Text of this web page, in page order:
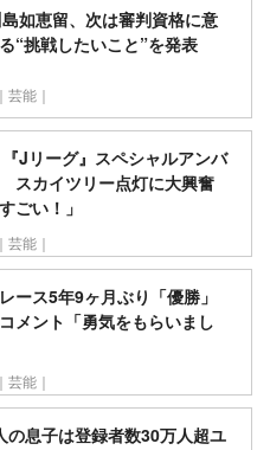
如恵留、次は審判資格に意
“挑戦したいこと”を発表
｜芸能｜
Jリーグ』スペシャルアンバ
スカイツリー点灯に大興奮
ごい！」
｜芸能｜
ース5年9ヶ月ぶり「優勝」
メント「勇気をもらいまし
｜芸能｜
の息子は登録者数30万人超ユ